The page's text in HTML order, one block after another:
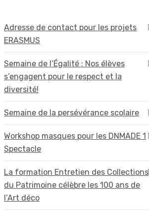
Adresse de contact pour les projets
ERASMUS
Semaine de l’Égalité : Nos élèves
s’engagent pour le respect et la
diversité!
Semaine de la persévérance scolaire
Workshop masques pour les DNMADE 1
Spectacle
La formation Entretien des Collections
du Patrimoine célèbre les 100 ans de
l’Art déco